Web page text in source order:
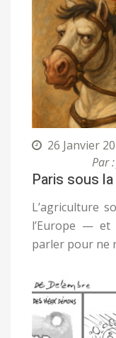
26 Janvier
Par
Paris sous
L’agriculture
l’Europe — et
parler pour ne